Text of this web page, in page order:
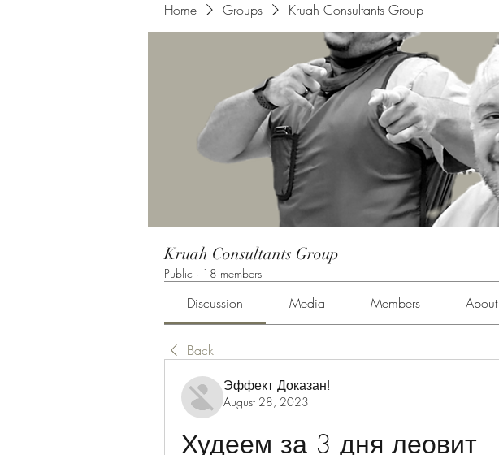
Home Groups Kruah Consultants Group
Kruah Consultants Group
Public · 18 members
Discussion Media Members About
Back
Эффект Доказан!
August 28, 2023
Худеем за 3 дня леовит